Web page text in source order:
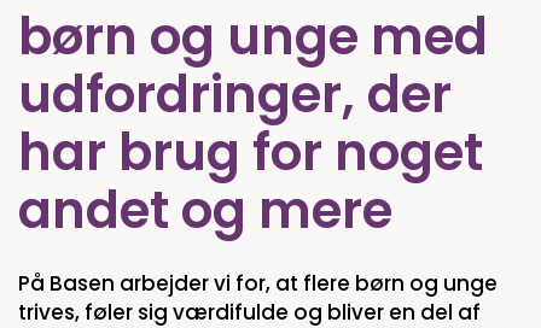
børn og unge med
udfordringer, der
har brug for noget
andet og mere
På Basen arbejder vi for, at flere børn og unge
trives, føler sig værdifulde og bliver en del af